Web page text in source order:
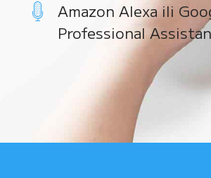
Amazon Alexa ili
Professional